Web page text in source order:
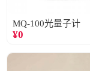
MQ-100光量子计
¥0